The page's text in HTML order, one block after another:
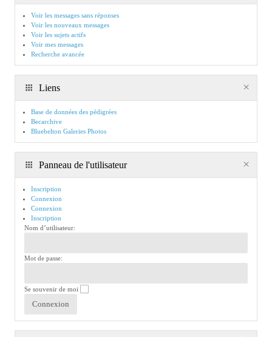
Voir les messages sans réponses
Voir les nouveaux messages
Voir les sujets actifs
Voir mes messages
Recherche avancée
Liens
Base de données des pédigrées
Becarchive
Bluebelton Galeries Photos
Panneau de l'utilisateur
Inscription
Connexion
Connexion
Inscription
Nom d’utilisateur:
Mot de passe:
Se souvenir de moi